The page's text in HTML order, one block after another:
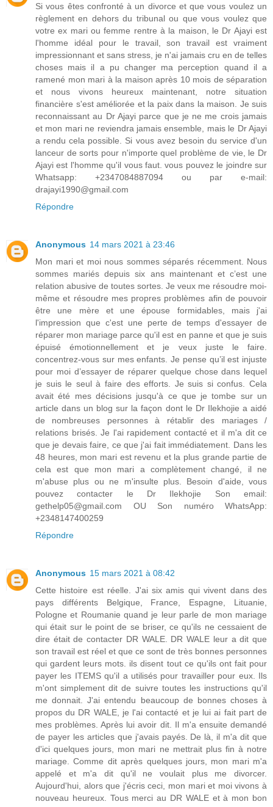
Si vous êtes confronté à un divorce et que vous voulez un
règlement en dehors du tribunal ou que vous voulez que
votre ex mari ou femme rentre à la maison, le Dr Ajayi est
l'homme idéal pour le travail, son travail est vraiment
impressionnant et sans stress, je n'ai jamais cru en de telles
choses mais il a pu changer ma perception quand il a
ramené mon mari à la maison après 10 mois de séparation
et nous vivons heureux maintenant, notre situation
financière s'est améliorée et la paix dans la maison. Je suis
reconnaissant au Dr Ajayi parce que je ne me crois jamais
et mon mari ne reviendra jamais ensemble, mais le Dr Ajayi
a rendu cela possible. Si vous avez besoin du service d'un
lanceur de sorts pour n'importe quel problème de vie, le Dr
Ajayi est l'homme qu'il vous faut. vous pouvez le joindre sur
Whatsapp: +2347084887094 ou par e-mail:
drajayi1990@gmail.com
Répondre
Anonymous 14 mars 2021 à 23:46
Mon mari et moi nous sommes séparés récemment. Nous
sommes mariés depuis six ans maintenant et c’est une
relation abusive de toutes sortes. Je veux me résoudre moi-
même et résoudre mes propres problèmes afin de pouvoir
être une mère et une épouse formidables, mais j'ai
l'impression que c'est une perte de temps d'essayer de
réparer mon mariage parce qu'il est en panne et que je suis
épuisé émotionnellement et je veux juste le faire.
concentrez-vous sur mes enfants. Je pense qu’il est injuste
pour moi d’essayer de réparer quelque chose dans lequel
je suis le seul à faire des efforts. Je suis si confus. Cela
avait été mes décisions jusqu'à ce que je tombe sur un
article dans un blog sur la façon dont le Dr Ilekhojie a aidé
de nombreuses personnes à rétablir des mariages /
relations brisés. Je l'ai rapidement contacté et il m'a dit ce
que je devais faire, ce que j'ai fait immédiatement. Dans les
48 heures, mon mari est revenu et la plus grande partie de
cela est que mon mari a complètement changé, il ne
m'abuse plus ou ne m'insulte plus. Besoin d'aide, vous
pouvez contacter le Dr Ilekhojie Son email:
gethelp05@gmail.com OU Son numéro WhatsApp:
+2348147400259
Répondre
Anonymous 15 mars 2021 à 08:42
Cette histoire est réelle. J'ai six amis qui vivent dans des
pays différents Belgique, France, Espagne, Lituanie,
Pologne et Roumanie quand je leur parle de mon mariage
qui était sur le point de se briser, ce qu'ils ne cessaient de
dire était de contacter DR WALE. DR WALE leur a dit que
son travail est réel et que ce sont de très bonnes personnes
qui gardent leurs mots. ils disent tout ce qu'ils ont fait pour
payer les ITEMS qu'il a utilisés pour travailler pour eux. Ils
m'ont simplement dit de suivre toutes les instructions qu'il
me donnait. J'ai entendu beaucoup de bonnes choses à
propos du DR WALE, je l'ai contacté et je lui ai fait part de
mes problèmes. Après lui avoir dit. Il m'a ensuite demandé
de payer les articles que j'avais payés. De là, il m'a dit que
d'ici quelques jours, mon mari ne mettrait plus fin à notre
mariage. Comme dit après quelques jours, mon mari m'a
appelé et m'a dit qu'il ne voulait plus me divorcer.
Aujourd'hui, alors que j'écris ceci, mon mari et moi vivons à
nouveau heureux. Tous merci au DR WALE et à mon bon